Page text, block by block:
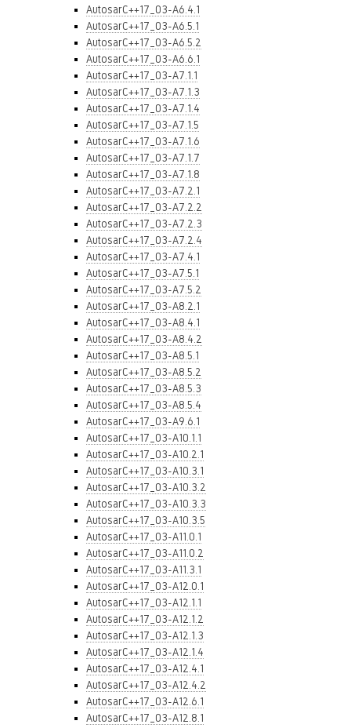
AutosarC++17_03-A6.4.1
AutosarC++17_03-A6.5.1
AutosarC++17_03-A6.5.2
AutosarC++17_03-A6.6.1
AutosarC++17_03-A7.1.1
AutosarC++17_03-A7.1.3
AutosarC++17_03-A7.1.4
AutosarC++17_03-A7.1.5
AutosarC++17_03-A7.1.6
AutosarC++17_03-A7.1.7
AutosarC++17_03-A7.1.8
AutosarC++17_03-A7.2.1
AutosarC++17_03-A7.2.2
AutosarC++17_03-A7.2.3
AutosarC++17_03-A7.2.4
AutosarC++17_03-A7.4.1
AutosarC++17_03-A7.5.1
AutosarC++17_03-A7.5.2
AutosarC++17_03-A8.2.1
AutosarC++17_03-A8.4.1
AutosarC++17_03-A8.4.2
AutosarC++17_03-A8.5.1
AutosarC++17_03-A8.5.2
AutosarC++17_03-A8.5.3
AutosarC++17_03-A8.5.4
AutosarC++17_03-A9.6.1
AutosarC++17_03-A10.1.1
AutosarC++17_03-A10.2.1
AutosarC++17_03-A10.3.1
AutosarC++17_03-A10.3.2
AutosarC++17_03-A10.3.3
AutosarC++17_03-A10.3.5
AutosarC++17_03-A11.0.1
AutosarC++17_03-A11.0.2
AutosarC++17_03-A11.3.1
AutosarC++17_03-A12.0.1
AutosarC++17_03-A12.1.1
AutosarC++17_03-A12.1.2
AutosarC++17_03-A12.1.3
AutosarC++17_03-A12.1.4
AutosarC++17_03-A12.4.1
AutosarC++17_03-A12.4.2
AutosarC++17_03-A12.6.1
AutosarC++17_03-A12.8.1